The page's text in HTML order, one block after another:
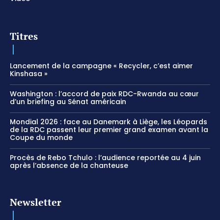
Titres
Lancement de la campagne « Recycler, c’est aimer
Kinshasa »
Washington : l’accord de paix RDC-Rwanda au cœur
d’un briefing au Sénat américain
Mondial 2026 : face au Danemark à Liège, les Léopards
de la RDC passent leur premier grand examen avant la
Coupe du monde
Procès de Rebo Tchulo : l’audience reportée au 4 juin
après l’absence de la chanteuse
Newsletter